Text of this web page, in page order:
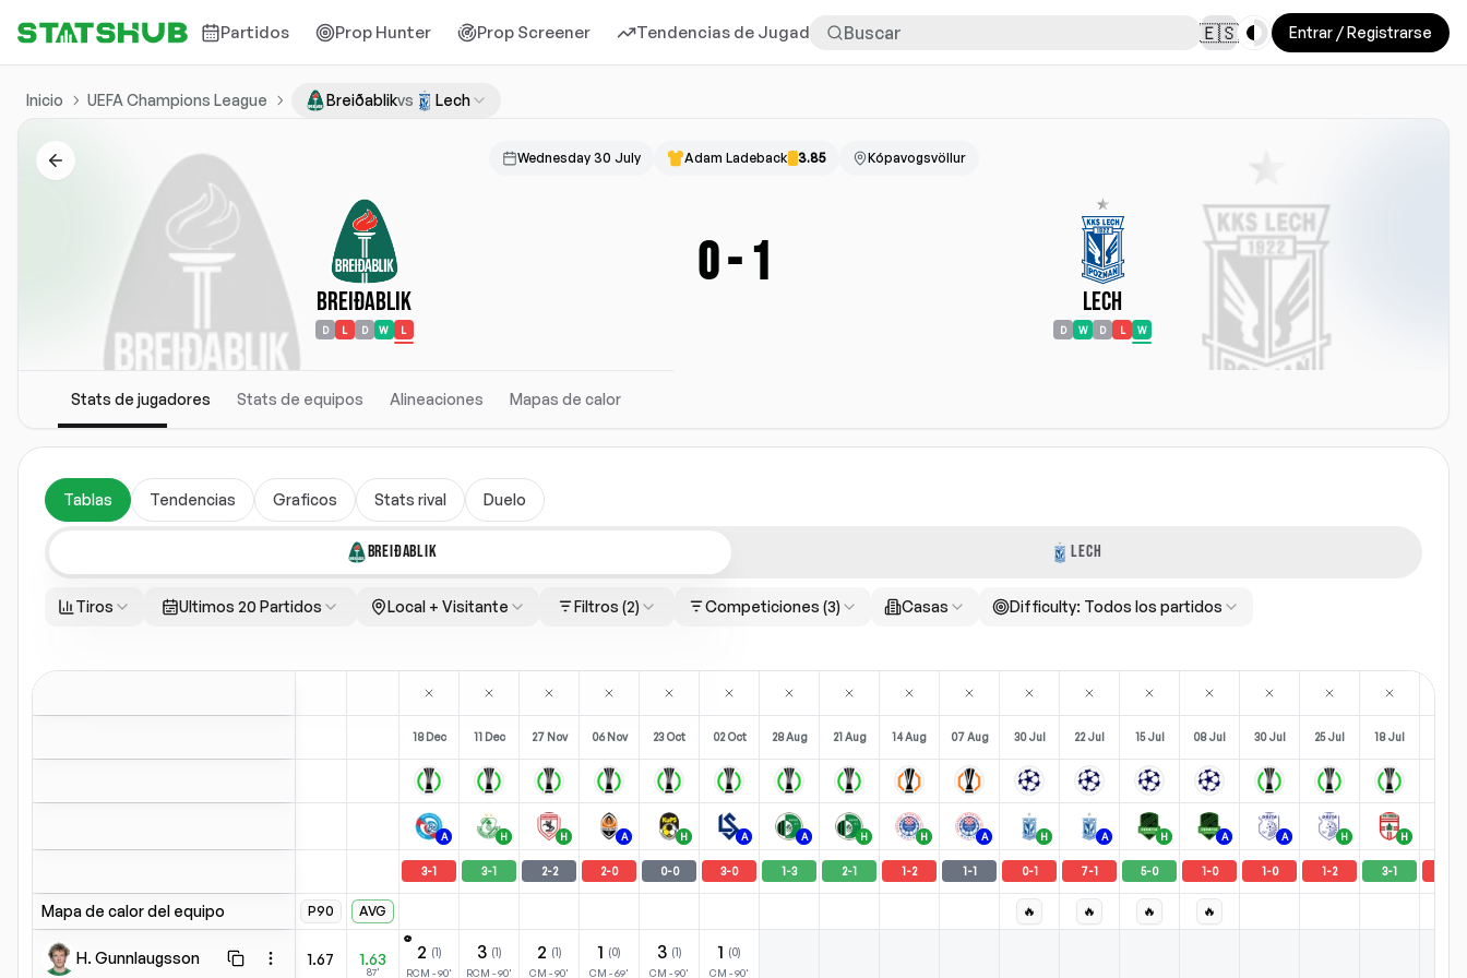
Partidos Prop Hunter Prop Screener Tendencias de Jugadores Más 🇪🇸 Toggle theme
Entrar / Registrarse
Inicio UEFA Champions League Breiðablikvs Lech
Wednesday 30 July Adam Ladeback 3.85 Kópavogsvöllur
Breiðablik
D L D W L
0- 1
Lech
D W D L W
Stats de jugadores Stats de equipos Alineaciones Mapas de calor
Tablas Tendencias Graficos Stats rival Duelo
BREIÐABLIK LECH
Tiros Ultimos 20 Partidos Local + Visitante Filtros (2) Competiciones (3) Casas Difficulty: Todos los partidos
18 Dec 11 Dec 27 Nov 06 Nov 23 Oct 02 Oct 28 Aug 21 Aug 14 Aug 07 Aug 30 Jul 22 Jul 15 Jul 08 Jul 30 Jul 25 Jul 18 Jul
A H H A H A A H H A H A H A A H H
3-1 3-1 2-2 2-0 0-0 3-0 1-3 2-1 1-2 1-1 0-1 7-1 5-0 1-0 1-0 1-2 3-1
Mapa de calor del equipo P90 AVG 🔥 🔥 🔥 🔥
H. Gunnlaugsson Copiar estadísticas
Abrir menú
1.67 1.63
87'
⚽
2 (1)
RCM -90'
3 (1)
RCM -90'
2 (1)
CM -90'
1 (0)
CM -69'
3 (1)
CM -90'
1 (0)
CM -90'